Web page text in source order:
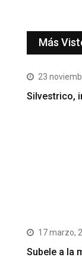
Más
23
Silvestrico,
17 marzo,
Subele a la